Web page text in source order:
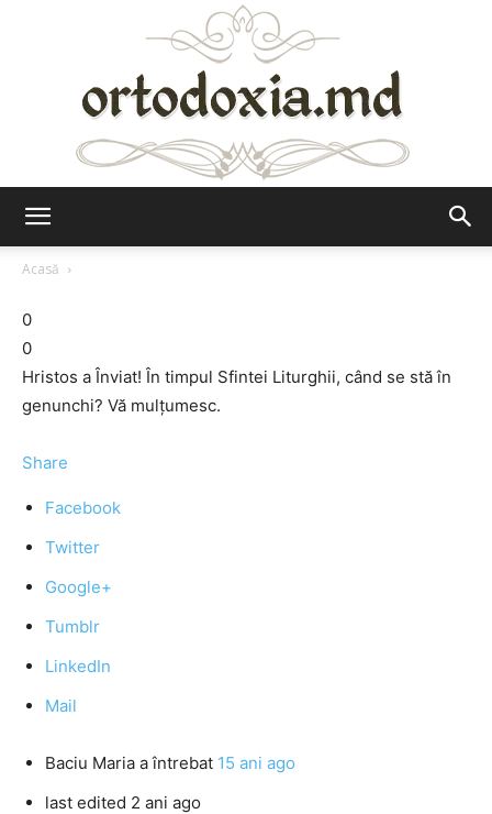
Acasă
0
0
Hristos a Înviat! În timpul Sfintei Liturghii, când se stă în
genunchi? Vă mulțumesc.
Share
Facebook
Twitter
Google+
Tumblr
LinkedIn
Mail
Baciu Maria a întrebat 15 ani ago
last edited 2 ani ago